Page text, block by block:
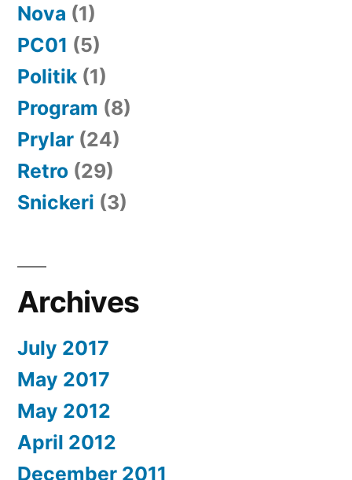
Nova (1)
PC01 (5)
Politik (1)
Program (8)
Prylar (24)
Retro (29)
Snickeri (3)
Archives
July 2017
May 2017
May 2012
April 2012
December 2011